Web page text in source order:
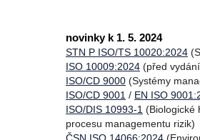
novinky k 1. 5. 2024
STN P ISO/TS 10020:2024
ISO 10009:2024 (před
ISO/CD 9000 (Systémy
ISO/CD 9001 / EN ISO
ISO/DIS 10993-1 (Biologické
procesu managementu rizik)